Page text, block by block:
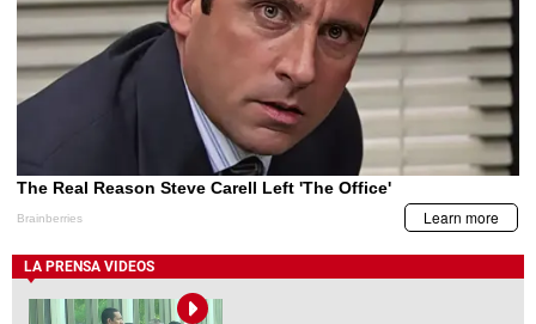
LA PRENSA VIDEOS